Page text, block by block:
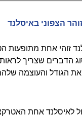
הצפוני באיסלנד
זוהי אחת מתופעות
הדברים שצריך
את הגודל והעוצמה
לאיסלנד אחת